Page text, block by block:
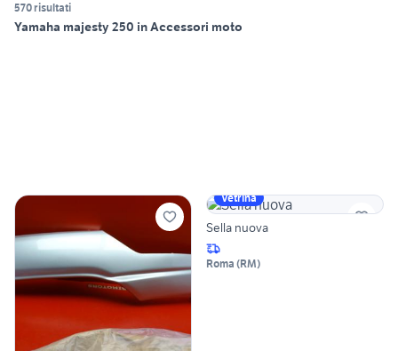
570 risultati
Yamaha majesty 250 in Accessori moto
Vetrina
Sella nuova
Roma (RM)